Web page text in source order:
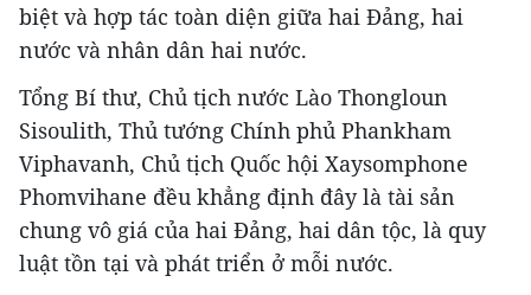
biệt và hợp tác toàn diện giữa hai Đảng, hai
nước và nhân dân hai nước.
Tổng Bí thư, Chủ tịch nước Lào Thongloun
Sisoulith, Thủ tướng Chính phủ Phankham
Viphavanh, Chủ tịch Quốc hội Xaysomphone
Phomvihane đều khẳng định đây là tài sản
chung vô giá của hai Đảng, hai dân tộc, là quy
luật tồn tại và phát triển ở mỗi nước.